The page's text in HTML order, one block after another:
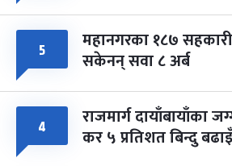
५ महानगरका १८७
सकेनन् सवा ८ अर्ब
४ राजमार्ग दायाँबायाँका
कर ५ प्रतिशत बिन्दु